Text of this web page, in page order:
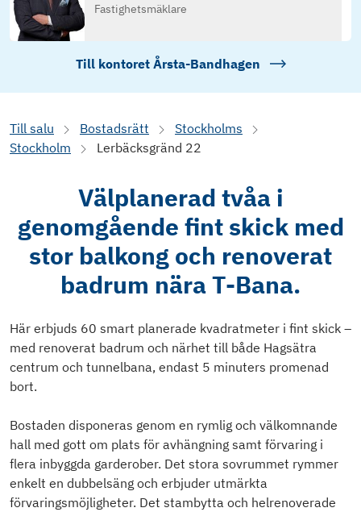
Fastighetsmäklare
Till kontoret Årsta-Bandhagen
Till salu Bostadsrätt
Stockholms
Stockholm
Lerbäcksgränd 22
Välplanerad tvåa i
genomgående fint skick med
stor balkong och renoverat
badrum nära T-Bana.
Här erbjuds 60 smart planerade kvadratmeter i fint skick –
med renoverat badrum och närhet till både Hagsätra
centrum och tunnelbana, endast 5 minuters promenad
bort.
Bostaden disponeras genom en rymlig och välkomnande
hall med gott om plats för avhängning samt förvaring i
flera inbyggda garderober. Det stora sovrummet rymmer
enkelt en dubbelsäng och erbjuder utmärkta
förvaringsmöjligheter. Det stambytta och helrenoverade